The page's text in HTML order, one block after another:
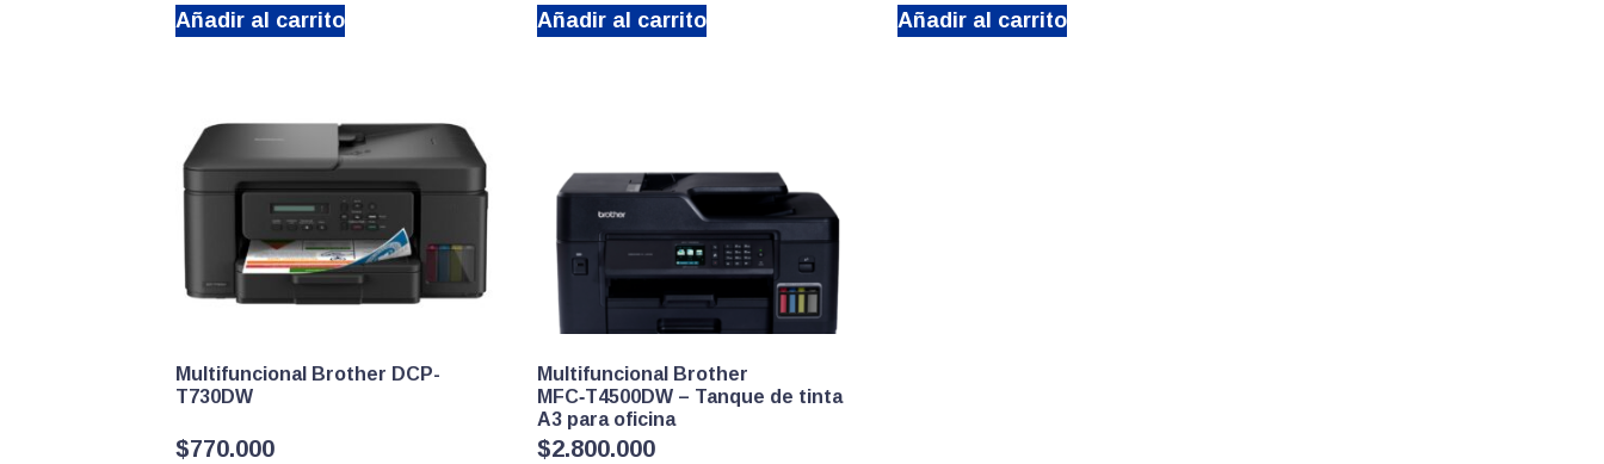
era:
Añadir al carrito Añadir al carrito Añadir al carrito
Multifuncional Brother DCP-
T730DW
$770.000
Multifuncional Brother
MFC‑T4500DW – Tanque de tinta
A3 para oficina
$2.800.000